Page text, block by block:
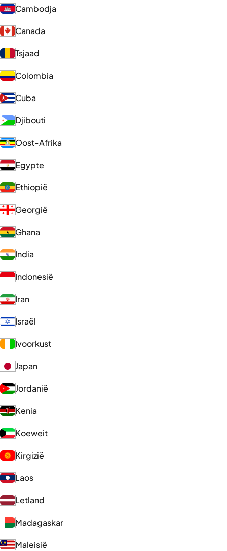
Cambodja
Canada
Tsjaad
Colombia
Cuba
Djibouti
Oost-Afrika
Egypte
Ethiopië
Georgië
Ghana
India
Indonesië
Iran
Israël
Ivoorkust
Japan
Jordanië
Kenia
Koeweit
Kirgizië
Laos
Letland
Madagaskar
Maleisië